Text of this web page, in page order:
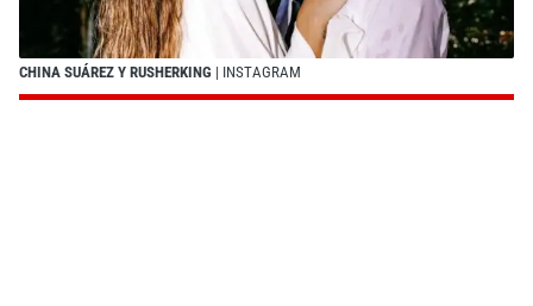
CHINA SUÁREZ Y RUSHERKING | INSTAGRAM